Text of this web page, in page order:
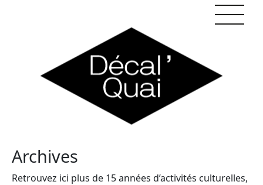
Archives
Retrouvez ici plus de 15 années d’activités culturelles,